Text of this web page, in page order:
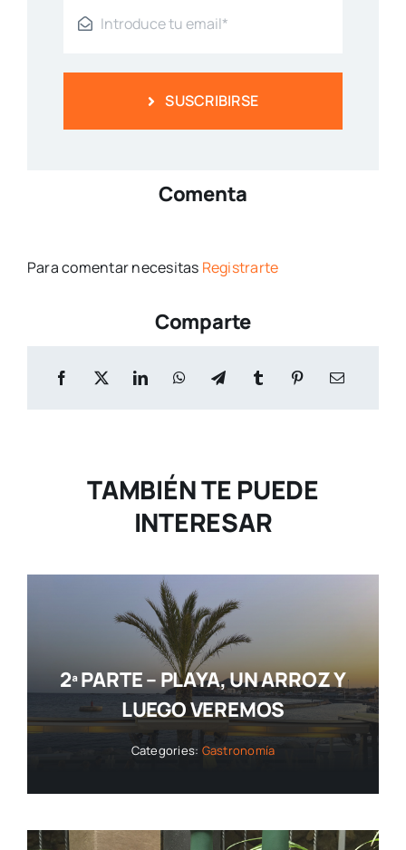
SUSCRIBIRSE
Comenta
Para comentar necesitas Registrarte
Comparte
TAMBIÉN TE PUEDE
INTERESAR
2ª PARTE – PLAYA, UN ARROZ Y
LUEGO VEREMOS
Categories: Gastronomía